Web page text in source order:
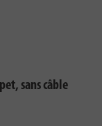
sans câble